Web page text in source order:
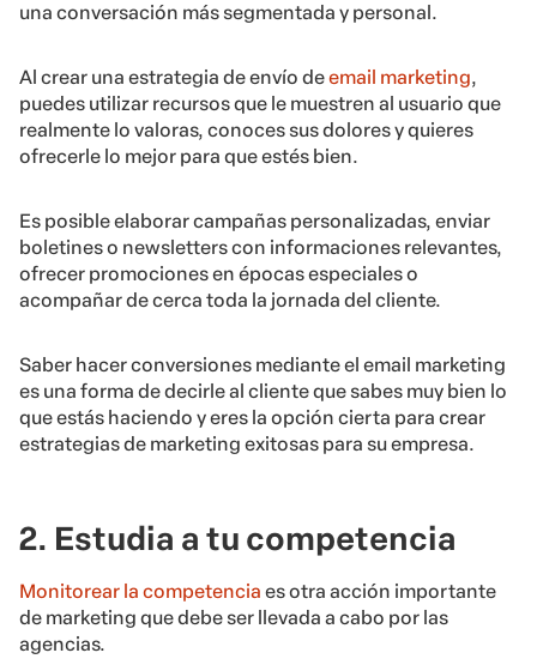
una conversación más segmentada y personal.
Al crear una estrategia de envío deemail marketing,
puedes utilizar recursos que le muestren al usuario que
realmente lo valoras, conoces sus dolores y quieres
ofrecerle lo mejor para que estés bien.
Es posible elaborar campañas personalizadas, enviar
boletines o newsletters con informaciones relevantes,
ofrecer promociones en épocas especiales o
acompañar de cerca toda la jornada del cliente.
Saber hacer conversiones mediante el email marketing
es una forma de decirle al cliente que sabes muy bien lo
que estás haciendo y eres la opción cierta para crear
estrategias de marketing exitosas para su empresa.
2. Estudia a tu competencia
Monitorear la competencia es otra acción importante
de marketing que debe ser llevada a cabo por las
agencias.